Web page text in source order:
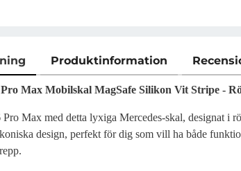
Produktinformation
Pro Max Mobilskal MagSafe Silikon Vit Stripe -
Max med detta lyxiga Mercedes-skal, designat
design, perfekt för dig som vill ha både